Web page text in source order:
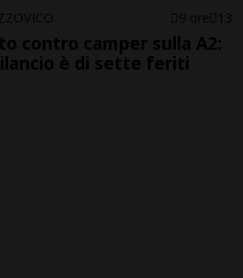
9 ore 13
contro camper sulla A2:
è di sette feriti